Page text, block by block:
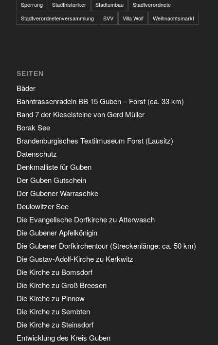
Sperrung
Stadthistoriker Stadtumbau
Stadtverordnete
Stadtverordnetenversammlung
SVV Villa Wolf Weihnachtsmarkt
SEITEN
Bäder
Bahntrassenradeln BB 15 Guben – Forst (ca. 33 km)
Band 7 der Kieselsteine von Gerd Müller
Borak See
Brandenburgisches Textilmuseum Forst (Lausitz)
Datenschutz
Denkmalliste für Guben
Der Guben Gutschein
Der Gubener Warraschke
Deulowitzer See
Die Evangelische Dorfkirche zu Atterwasch
Die Gubener Apfelkönigin
Die Gubener Dorfkirchentour (Streckenlänge: ca. 50 km)
Die Gustav-Adolf-Kirche zu Kerkwitz
Die Kirche zu Bomsdorf
Die Kirche zu Groß Breesen
Die Kirche zu Pinnow
Die Kirche zu Sembten
Die Kirche zu Steinsdorf
Entwicklung des Kreis Guben